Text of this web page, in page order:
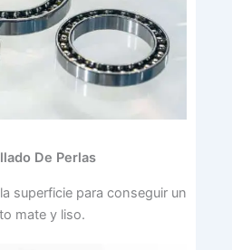
De Perlas
superficie para conseguir un
mate y liso.